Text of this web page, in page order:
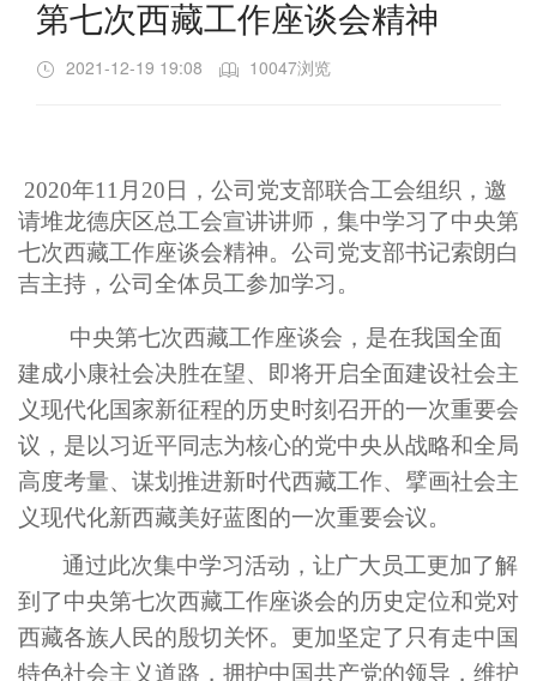
第七次西藏工作座谈会精神
2021-12-19 19:08 10047浏览
2020年11月20日 ， 公司 党支部联合工会组织 ， 邀
请堆龙德庆区总工会宣讲讲师 ， 集中学习了中央第
七次西藏工作座谈会精神。 公司 党支部书记索朗白
吉主持，公司全体员工参加学习。
中央第七次西藏工作座谈会，是在我国全面
建成小康社会决胜在望、即将开启全面建设社会主
义现代化国家新征程的历史时刻召开的一次重要会
议，是以习近平同志为核心的党中央从战略和全局
高度考量、谋划推进新时代西藏工作、擘画社会主
义现代化新西藏美好蓝图的一次重要会议。
通过此次集中学习活动， 让广大员工更加了解
到了中央第七次西藏工作座谈会的历史定位和党对
西藏各族人民的殷切关怀。 更加坚定了只有走中国
特色社会主义道路 ， 拥护中国共产党的领导 ， 维护